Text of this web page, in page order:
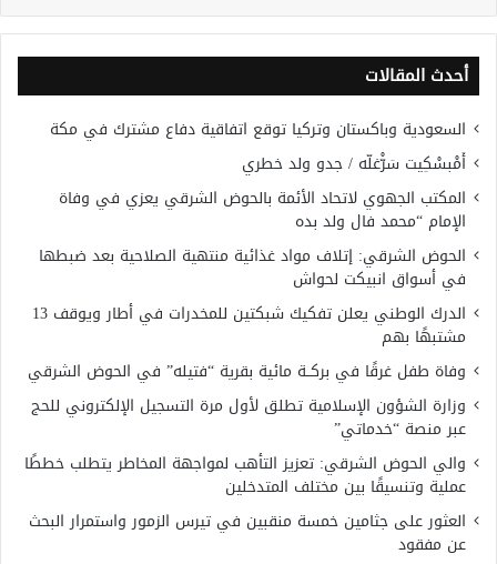
أحدث المقالات
السعودية وباكستان وتركيا توقع اتفاقية دفاع مشترك في مكة
أَمْبسْكِيت سَرّْغلّه / جدو ولد خطري
المكتب الجهوي لاتحاد الأئمة بالحوض الشرقي يعزي في وفاة
الإمام “محمد فال ولد بده
الحوض الشرقي: إتلاف مواد غذائية منتهية الصلاحية بعد ضبطها
في أسواق انبيكت لحواش
الدرك الوطني يعلن تفكيك شبكتين للمخدرات في أطار ويوقف 13
مشتبهًا بهم
وفاة طفل غرقًا في بركــة مائية بقرية “فتيله” في الحوض الشرقي
وزارة الشؤون الإسلامية تطلق لأول مرة التسجيل الإلكتروني للحج
عبر منصة “خدماتي”
والي الحوض الشرقي: تعزيز التأهب لمواجهة المخاطر يتطلب خططًا
عملية وتنسيقًا بين مختلف المتدخلين
العثور على جثامين خمسة منقبين في تيرس الزمور واستمرار البحث
عن مفقود